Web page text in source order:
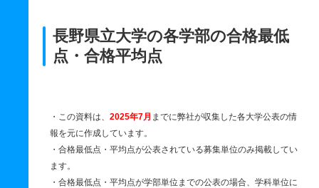
長野県立大学の各学部の合格最低
点・合格平均点
・この資料は、 2025年7月 までに弊社が収集した各大学公表の情
報を元に作成しています。
・合格最低点・平均点が公表されている募集単位のみ掲載してい
ます。
・合格最低点・平均点が学部単位までの公表の場合、学科単位に